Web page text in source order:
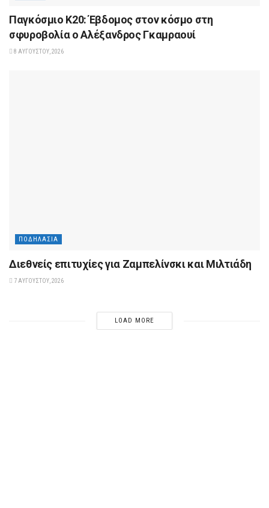
Παγκόσμιο Κ20: Έβδομος στον κόσμο στη
σφυροβολία ο Αλέξανδρος Γκαμραουί
8 ΑΥΓΟΎΣΤΟΥ, 2026
ΠΟΔΗΛΑΣΊΑ
Διεθνείς επιτυχίες για Ζαμπελίνσκι και Μιλτιάδη
7 ΑΥΓΟΎΣΤΟΥ, 2026
LOAD MORE